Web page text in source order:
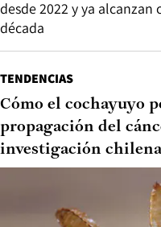
desde 2022 y ya
década
TENDENCIAS
Cómo el cochayuyo
propagación del
investigación chilena